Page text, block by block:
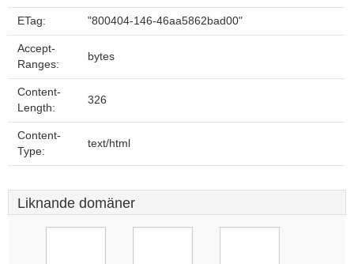
ETag: "800404-146-46aa5862bad00"
Accept-
Ranges:
bytes
Content-
Length:
326
Content-
Type:
text/html
Liknande domäner